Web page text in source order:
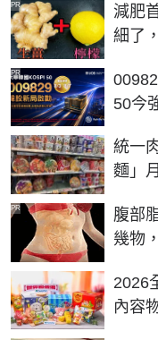
減肥
細了
PR
50今
PR
統一
麵」
腹部
幾物
PR
2026
內容